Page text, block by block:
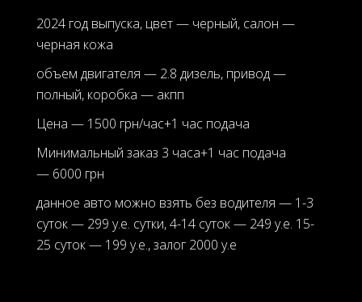
2024 год выпуска, цвет — черный, салон —
черная кожа
объем двигателя — 2.8 дизель, привод —
полный, коробка — акпп
Цена — 1500 грн/час+1 час подача
Минимальный заказ 3 часа+1 час подача
— 6000 грн
данное авто можно взять без водителя — 1-3
суток — 299 у.е. сутки, 4-14 суток — 249 у.е. 15-
25 суток — 199 у.е., залог 2000 у.е